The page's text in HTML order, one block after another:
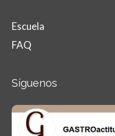
Escuela
FAQ
Síguenos